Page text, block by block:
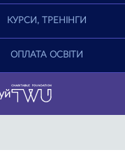
i
a
КУРСИ, ТРЕНІНГИ
ОПЛАТА ОСВІТИ